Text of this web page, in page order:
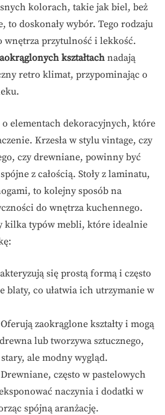
kolorach, takie jak biel, beż
to doskonały wybór. Tego rodzaju
wnętrza przytulność i lekkość.
kształtach nadają
retro klimat, przypominając o
elementach dekoracyjnych, które
Krzesła w stylu vintage, czy
czy drewniane, powinny być
z całością. Stoły z laminatu,
to kolejny sposób na
do wnętrza kuchennego.
kilka typów mebli, które idealnie
się prostą formą i często
blaty, co ułatwia ich utrzymanie w
Oferują zaokrąglone kształty i mogą
lub tworzywa sztucznego,
stary, ale modny wygląd.
Drewniane, często w pastelowych
naczynia i dodatki w
spójną aranżację.